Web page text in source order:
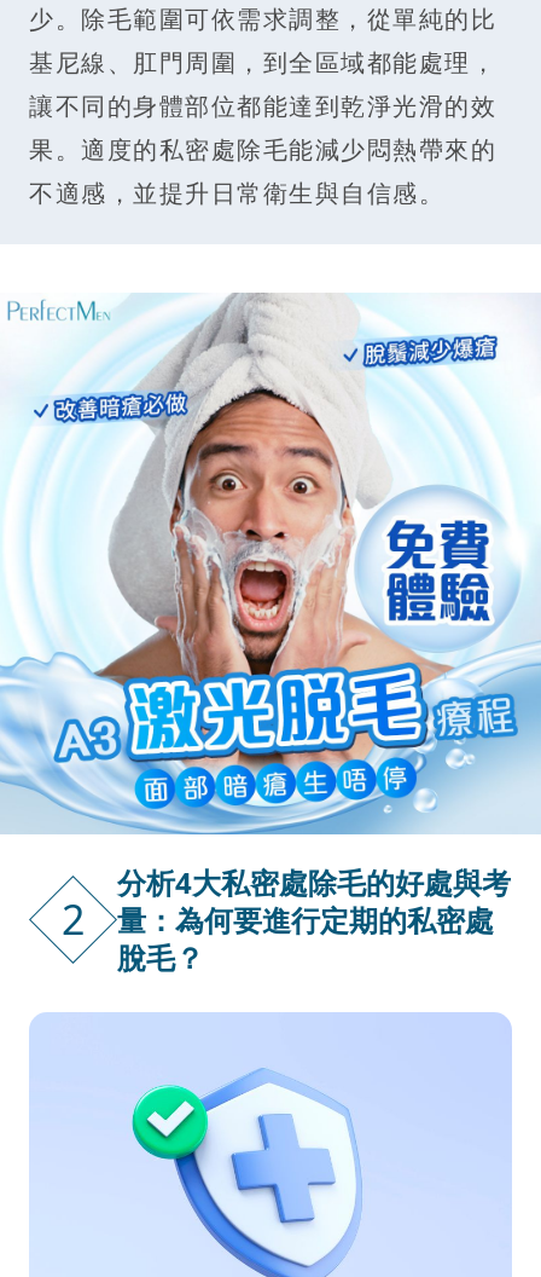
少。除毛範圍可依需求調整，從單純的比
基尼線、肛門周圍，到全區域都能處理，
讓不同的身體部位都能達到乾淨光滑的效
果。適度的私密處除毛能減少悶熱帶來的
不適感，並提升日常衛生與自信感。
2
分析4大私密處除毛的好處與考
量：為何要進行定期的私密處
脫毛？